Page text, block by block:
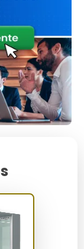
otimizam o
desgastadas
para uma
pronto para
contínua
elevadores
residenciais,
que desejam
vertical em